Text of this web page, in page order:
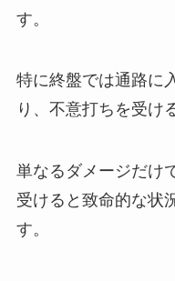
す。
特に終盤では通路に
り、不意打ちを受け
単なるダメージだけ
受けると致命的な状
す。